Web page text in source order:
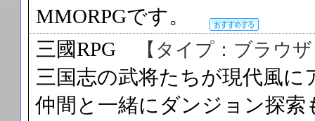
MMORPGです。
三國RPG
【タイプ：ブラウ
三国志の武将たちが現代風
仲間と一緒にダンジョン探